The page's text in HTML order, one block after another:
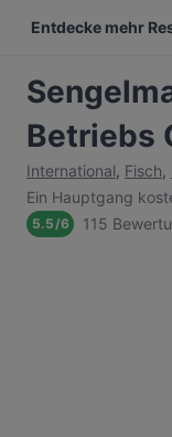
Entdecke mehr
Betriebs
International, Fisch,
Ein Hauptgang
5.5/6 115